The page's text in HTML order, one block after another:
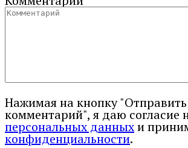
Нажимая на кнопку "Отправить
комментарий", я даю согласие
персональных данныхи
конфиденциальности.